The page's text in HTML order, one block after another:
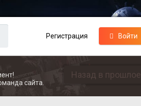
Регистрация Войти
Назад в прошлое
сайта.